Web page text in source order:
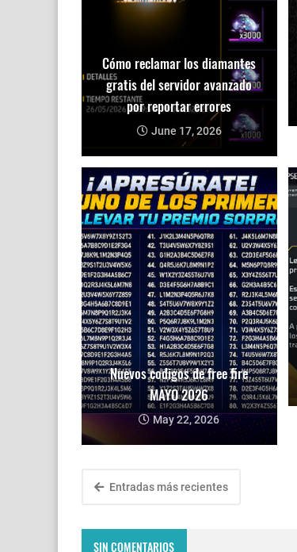
Cómo reclamar los diamantes
gratis del servidor avanzado
por reportar errores
June 17, 2026
Nuevos codigos de free fire
MAYO 2026
May 22, 2026
Entradas más recientes
SIN COMENTARIOS